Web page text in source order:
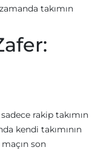
takımın
rakip takımın
kendi takımının
son